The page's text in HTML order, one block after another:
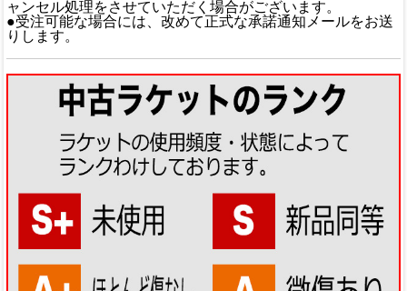
ャンセル処理をさせていただく場合がございます。
●受注可能な場合には、改めて正式な承諾通知メールをお送
りします。